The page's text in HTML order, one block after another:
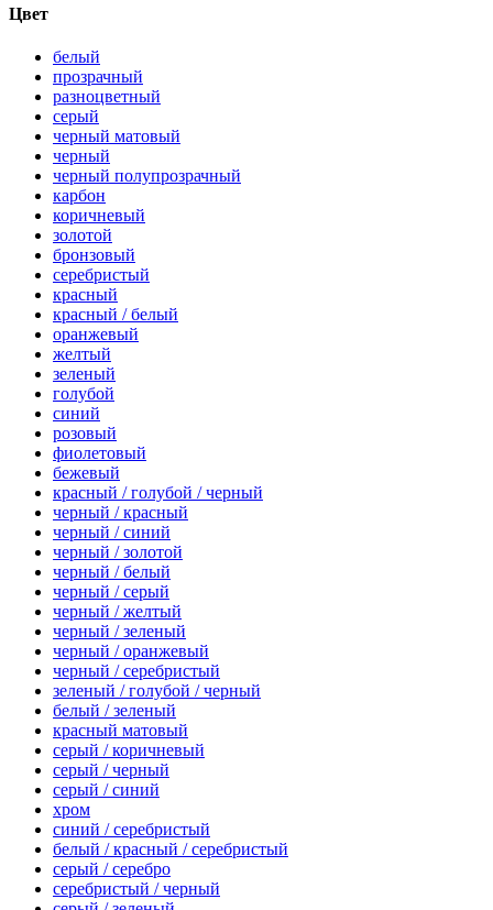
Цвет
белый
прозрачный
разноцветный
серый
черный матовый
черный
черный полупрозрачный
карбон
коричневый
золотой
бронзовый
серебристый
красный
красный / белый
оранжевый
желтый
зеленый
голубой
синий
розовый
фиолетовый
бежевый
красный / голубой / черный
черный / красный
черный / синий
черный / золотой
черный / белый
черный / серый
черный / желтый
черный / зеленый
черный / оранжевый
черный / серебристый
зеленый / голубой / черный
белый / зеленый
красный матовый
серый / коричневый
серый / черный
серый / синий
хром
синий / серебристый
белый / красный / серебристый
серый / серебро
серебристый / черный